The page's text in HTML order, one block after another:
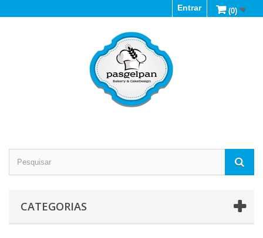
(0)
Entrar
CATEGORIAS